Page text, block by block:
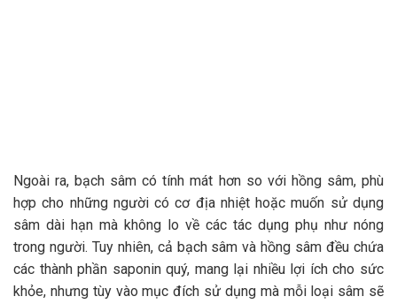
Ngoài ra, bạch sâm có tính mát hơn so với hồng sâm, phù
hợp cho những người có cơ địa nhiệt hoặc muốn sử dụng
sâm dài hạn mà không lo về các tác dụng phụ như nóng
trong người. Tuy nhiên, cả bạch sâm và hồng sâm đều chứa
các thành phần saponin quý, mang lại nhiều lợi ích cho sức
khỏe, nhưng tùy vào mục đích sử dụng mà mỗi loại sâm sẽ